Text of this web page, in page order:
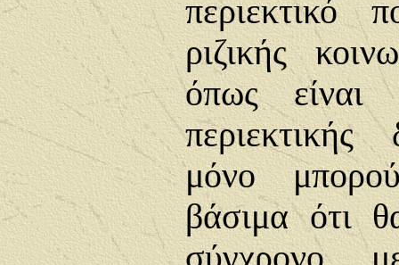
περιεκτικό
ριζικής
όπως είναι
μόνο
βάσιμα ότι